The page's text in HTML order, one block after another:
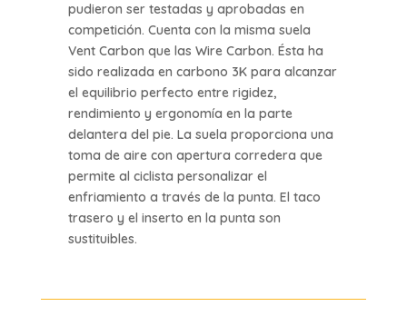
pudieron ser testadas y aprobadas en
competición. Cuenta con la misma suela
Vent Carbon que las Wire Carbon. Ésta ha
sido realizada en carbono 3K para alcanzar
el equilibrio perfecto entre rigidez,
rendimiento y ergonomía en la parte
delantera del pie. La suela proporciona una
toma de aire con apertura corredera que
permite al ciclista personalizar el
enfriamiento a través de la punta. El taco
trasero y el inserto en la punta son
sustituibles.